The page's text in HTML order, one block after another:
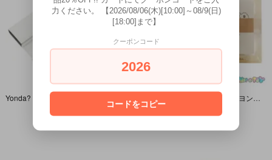
1,320円(税込) 1,100円(税込)
力ください。 【2026/08/06(木)[10:00]～08/9(日)
[18:00]まで】
クーポンコード
2026
コードをコピー